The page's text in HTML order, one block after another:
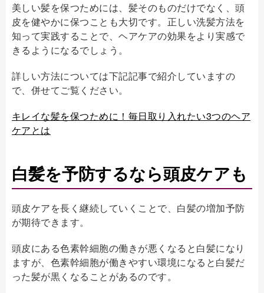
美しい髪を保つためには、髪そのものだけでなく、頭
皮を健やかに保つことも大切です。正しい洗髪方法を
知って実践することで、ヘアケアの効果をより実感で
きるようになるでしょう。
詳しい方法については下記記事で紹介していますの
で、併せてご覧ください。
キレイな髪を保つために！毎日取り入れたい3つのヘア
ケアとは
白髪を予防するなら頭皮ケアも
頭皮ケアを長く継続していくことで、白髪の増加予防
が期待できます。
頭皮にある色素幹細胞の働きが悪くなると白髪になり
ますが、色素幹細胞が働きやすい環境になると白髪だ
った髪が黒くなることがあるのです。